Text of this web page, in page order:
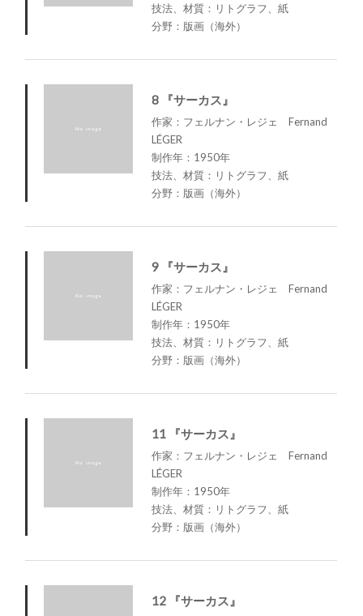
技法、材質：リトグラフ、紙
分野：版画（海外）
8 『サーカス』
作家：フェルナン・レジェ Fernand
LÉGER
制作年：1950年
技法、材質：リトグラフ、紙
分野：版画（海外）
9 『サーカス』
作家：フェルナン・レジェ Fernand
LÉGER
制作年：1950年
技法、材質：リトグラフ、紙
分野：版画（海外）
11 『サーカス』
作家：フェルナン・レジェ Fernand
LÉGER
制作年：1950年
技法、材質：リトグラフ、紙
分野：版画（海外）
12 『サーカス』